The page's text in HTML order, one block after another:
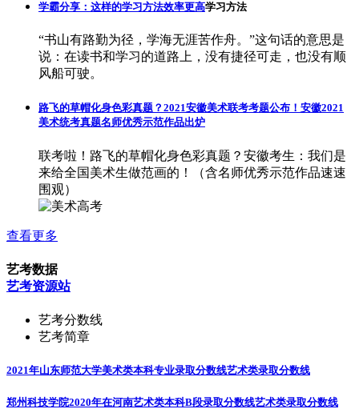
学霸分享：这样的学习方法效率更高学习方法
“书山有路勤为径，学海无涯苦作舟。”这句话的意思是
说：在读书和学习的道路上，没有捷径可走，也没有顺
风船可驶。
路飞的草帽化身色彩真题？2021安徽美术联考考题公布！安徽2021
美术统考真题名师优秀示范作品出炉
联考啦！路飞的草帽化身色彩真题？安徽考生：我们是
来给全国美术生做范画的！（含名师优秀示范作品速速
围观）
查看更多
艺考数据
艺考资源站
艺考分数线
艺考简章
2021年山东师范大学美术类本科专业录取分数线艺术类录取分数线
郑州科技学院2020年在河南艺术类本科B段录取分数线艺术类录取分数线